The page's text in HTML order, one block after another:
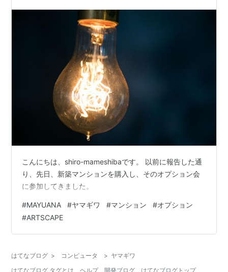
こんにちは、shiro-mameshibaです。 以前に報告した通
り、先日、新築マンションを購入し、そのオプション会
に参加してきました。
#MAYUANA #ヤマギワ #マンション #オプション
#ARTSCAPE
はてなブログ > コンピュータ > ヤマギワ
はてなブログ タグとは
ヘルプ 開発ブログ はてなブログトップ